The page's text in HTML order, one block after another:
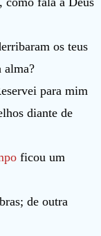
os teus
alma?
para mim
diante de
ficou um
de outra